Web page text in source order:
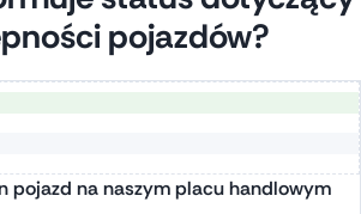
pojazdów?
pojazd na naszym placu handlowym